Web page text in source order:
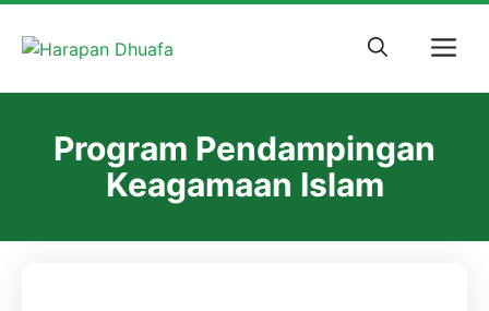
Program Pendampingan
Keagamaan Islam